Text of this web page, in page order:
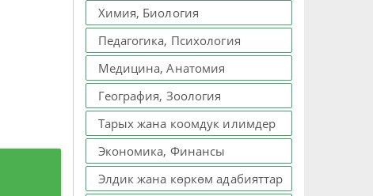
Химия, Биология
Педагогика, Психология
Медицина, Анатомия
География, Зоология
Тарых жана коомдук илимдер
Экономика, Финансы
Элдик жана көркөм адабияттар